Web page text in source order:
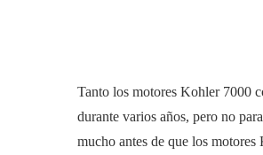
Tanto los motores Kohler 7000
durante varios años, pero no
mucho antes de que los